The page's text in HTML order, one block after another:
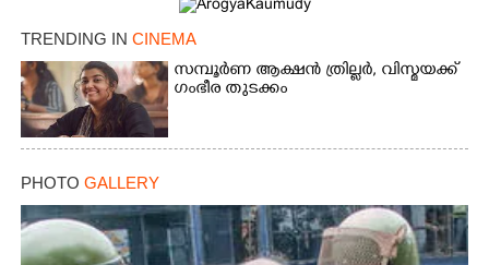
TRENDING IN CINEMA
സമ്പൂർണ ആക്ഷൻ ത്രില്ലർ,​ വിസ്മയക്ക്
ഗംഭീര തുടക്കം
PHOTO GALLERY